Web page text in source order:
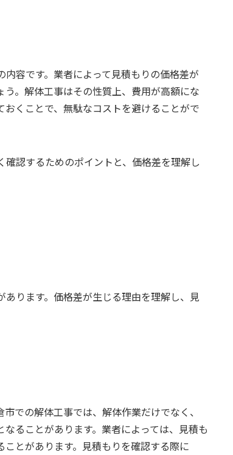
容です。業者によって見積もりの価格差が
。解体工事はその性質上、費用が高額にな
くことで、無駄なコストを避けることがで
認するためのポイントと、価格差を理解し
ります。価格差が生じる理由を理解し、見
での解体工事では、解体作業だけでなく、
ることがあります。業者によっては、見積も
とがあります。見積もりを確認する際に